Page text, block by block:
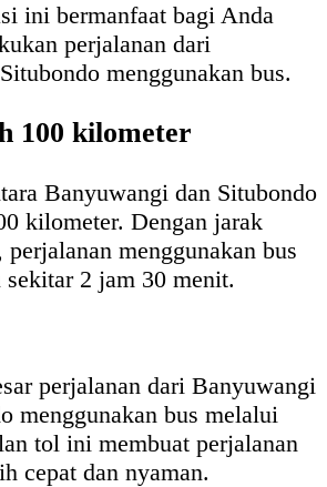
ini bermanfaat bagi Anda
perjalanan dari
menggunakan bus.
100 kilometer
Banyuwangi dan Situbondo
kilometer. Dengan jarak
perjalanan menggunakan bus
2 jam 30 menit.
perjalanan dari Banyuwangi
menggunakan bus melalui
tol ini membuat perjalanan
cepat dan nyaman.